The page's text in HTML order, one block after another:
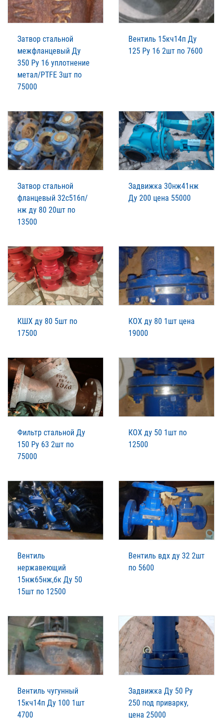
Затвор стальной
межфланцевый Ду
350 Ру 16 уплотнение
метал/PTFE 3шт по
75000
Вентиль 15кч14п Ду
125 Ру 16 2шт по 7600
Затвор стальной
фланцевый 32с516п/
нж ду 80 20шт по
13500
Задвижка 30нж41нж
Ду 200 цена 55000
КШХ ду 80 5шт по
17500
КОХ ду 80 1шт цена
19000
Фильтр стальной Ду
150 Ру 63 2шт по
75000
КОХ ду 50 1шт по
12500
Вентиль
нержавеющий
15нж65нж,бк Ду 50
15шт по 12500
Вентиль вдх ду 32 2шт
по 5600
Вентиль чугунный
15кч14п Ду 100 1шт
4700
Задвижка Ду 50 Ру
250 под приварку,
цена 25000